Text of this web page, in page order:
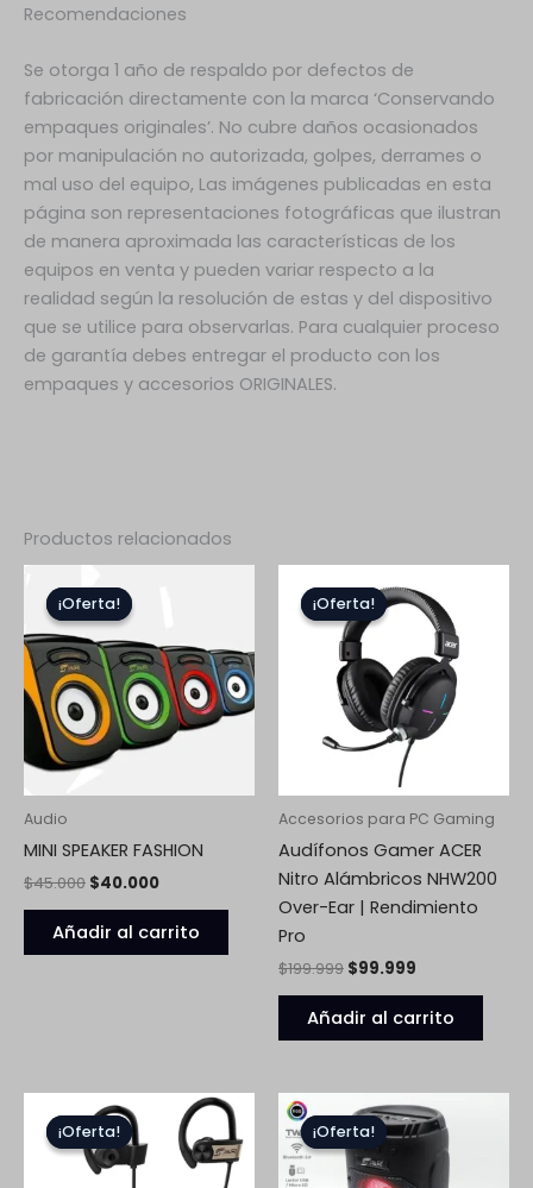
Recomendaciones
Se otorga 1 año de respaldo por defectos de
fabricación directamente con la marca ‘Conservando
empaques originales’. No cubre daños ocasionados
por manipulación no autorizada, golpes, derrames o
mal uso del equipo, Las imágenes publicadas en esta
página son representaciones fotográficas que ilustran
de manera aproximada las características de los
equipos en venta y pueden variar respecto a la
realidad según la resolución de estas y del dispositivo
que se utilice para observarlas. Para cualquier proceso
de garantía debes entregar el producto con los
empaques y accesorios ORIGINALES.
Productos relacionados
¡Oferta!
¡Oferta!
Audio
MINI SPEAKER FASHION
$45.000
precio
original
era:
$45.000.
$40.000
$40.000.
Añadir al carrito
¡Oferta!
¡Oferta!
Accesorios para PC Gaming
Audífonos Gamer ACER
Nitro Alámbricos NHW200
Over-Ear | Rendimiento
Pro
$199.999
precio
original
era:
$199.999.
$99.999
precio
actual
es:
$99.999.
Añadir al carrito
¡Oferta!
¡Oferta!
precio
original
era:
$79.900.
precio
actual
$54.900.
¡Oferta!
¡Oferta!
precio
original
era:
$98.900.
El
precio
actual
es:
$69.900.